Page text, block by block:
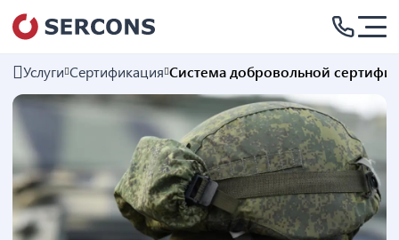
Услуги Сертификация Система добровольной